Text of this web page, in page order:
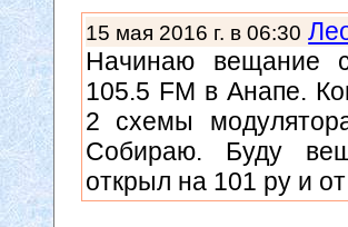
15 мая 2016 г. в 06:30
Начинаю вещание
105.5 FM в Анапе.
2 схемы
Собираю. Буду
открыл на 101 ру и